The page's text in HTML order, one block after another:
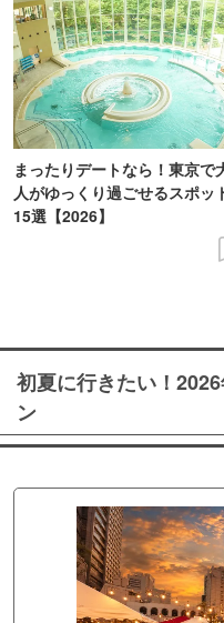
まったりデートなら！東京で
人がゆっくり過ごせるスポッ
15選【2026】
初夏に行きたい！
ン